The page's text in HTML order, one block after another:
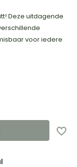
Deze uitdagende
voor iedere